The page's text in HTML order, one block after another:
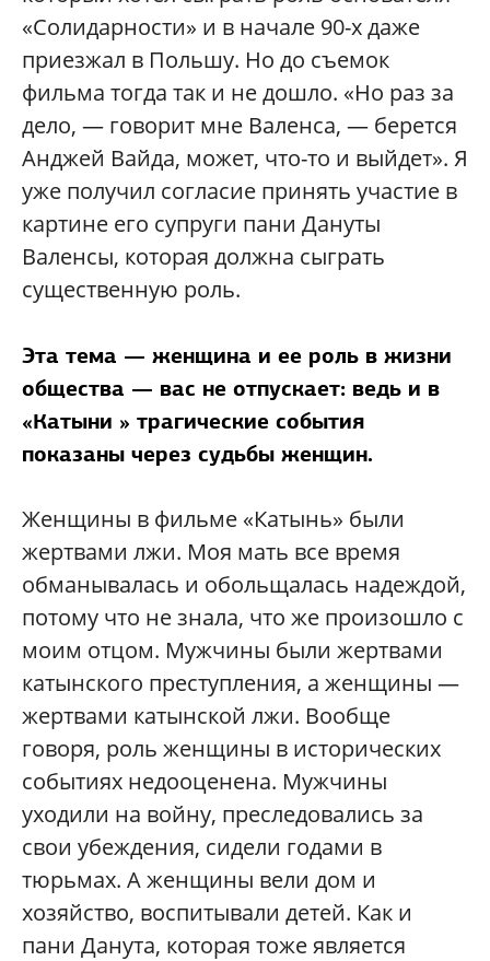
«Солидарности» и в начале 90-х даже
приезжал в Польшу. Но до съемок
фильма тогда так и не дошло. «Но раз за
дело, — говорит мне Валенса, — берется
Анджей Вайда, может, что-то и выйдет». Я
уже получил согласие принять участие в
картине его супруги пани Дануты
Валенсы, которая должна сыграть
существенную роль.
Эта тема — женщина и ее роль в жизни
общества — вас не отпускает: ведь и в
«Катыни » трагические события
показаны через судьбы женщин.
Женщины в фильме «Катынь» были
жертвами лжи. Моя мать все время
обманывалась и обольщалась надеждой,
потому что не знала, что же произошло с
моим отцом. Мужчины были жертвами
катынского преступления, а женщины —
жертвами катынской лжи. Вообще
говоря, роль женщины в исторических
событиях недооценена. Мужчины
уходили на войну, преследовались за
свои убеждения, сидели годами в
тюрьмах. А женщины вели дом и
хозяйство, воспитывали детей. Как и
пани Данута, которая тоже является